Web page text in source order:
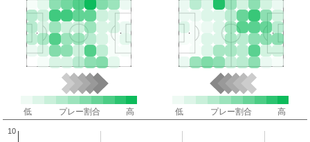
低 プレー割合 高 低 プレー割合 高
10